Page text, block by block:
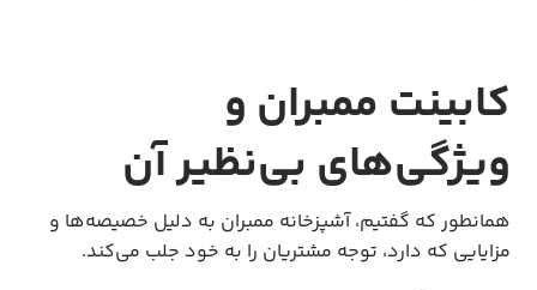
کابینت ممبران و
ویژگی‌های بی‌نظیر آن
همانطور که گفتیم، آشپزخانه ممبران به دلیل خصیصه‌ها و
مزایایی که دارد، توجه مشتریان را به خود جلب می‌کند.